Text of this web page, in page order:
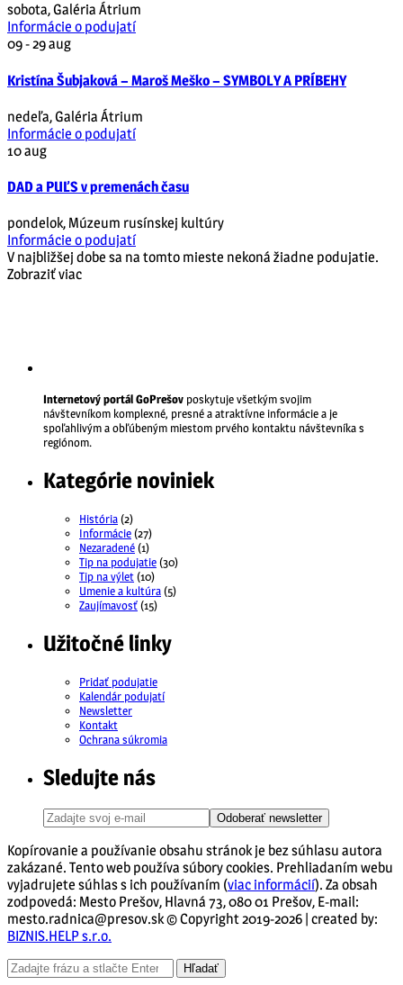
sobota,Galéria Átrium
Informácie o podujatí
09 - 29aug
Kristína Šubjaková – Maroš Meško – SYMBOLY A PRÍBEHY
nedeľa,Galéria Átrium
Informácie o podujatí
10aug
DAD a PUĽS v premenách času
pondelok, Múzeum rusínskej kultúry
Informácie o podujatí
V najbližšej dobe sa na tomto mieste nekoná žiadne podujatie.
Zobraziť viac
Internetový portál GoPrešov poskytuje všetkým svojim
návštevníkom komplexné, presné a atraktívne informácie a je
spoľahlivým a obľúbeným miestom prvého kontaktu návštevníka s
regiónom.
Kategórie noviniek
História(2)
Informácie(27)
Nezaradené(1)
Tip na podujatie(30)
Tip na výlet(10)
Umenie a kultúra(5)
Zaujímavosť(15)
Užitočné linky
Pridať podujatie
Kalendár podujatí
Newsletter
Kontakt
Ochrana súkromia
Sledujte nás
Odoberať newsletter
Kopírovanie a používanie obsahu stránok je bez súhlasu autora
zakázané. Tento web používa súbory cookies. Prehliadaním webu
vyjadrujete súhlas s ich používaním (viac informácií). Za obsah
zodpovedá: Mesto Prešov, Hlavná 73, 080 01 Prešov, E-mail:
mesto.radnica@presov.sk © Copyright 2019-2026 | created by:
BIZNIS.HELP s.r.o.